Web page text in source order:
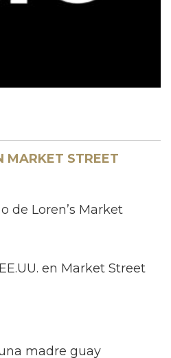
MARKET STREET
de Loren’s Market
en Market Street
madre guay